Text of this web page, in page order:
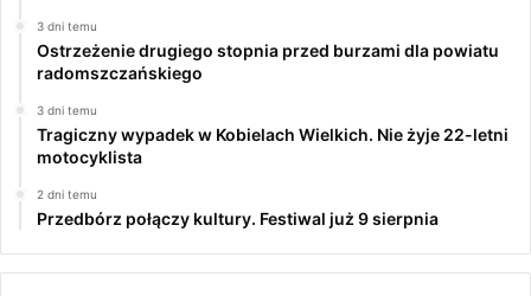
3 dni temu
Ostrzeżenie drugiego stopnia przed burzami dla powiatu
radomszczańskiego
3 dni temu
Tragiczny wypadek w Kobielach Wielkich. Nie żyje 22-letni
motocyklista
2 dni temu
Przedbórz połączy kultury. Festiwal już 9 sierpnia